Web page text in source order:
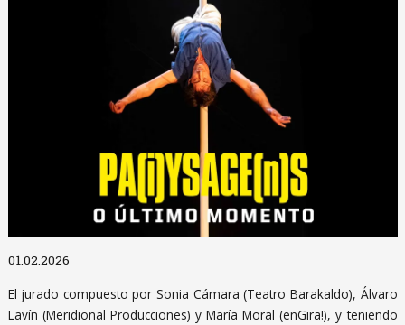
01.02.2026
El jurado compuesto por Sonia Cámara (Teatro Barakaldo), Álvaro
Lavín (Meridional Producciones) y María Moral (enGira!), y teniendo